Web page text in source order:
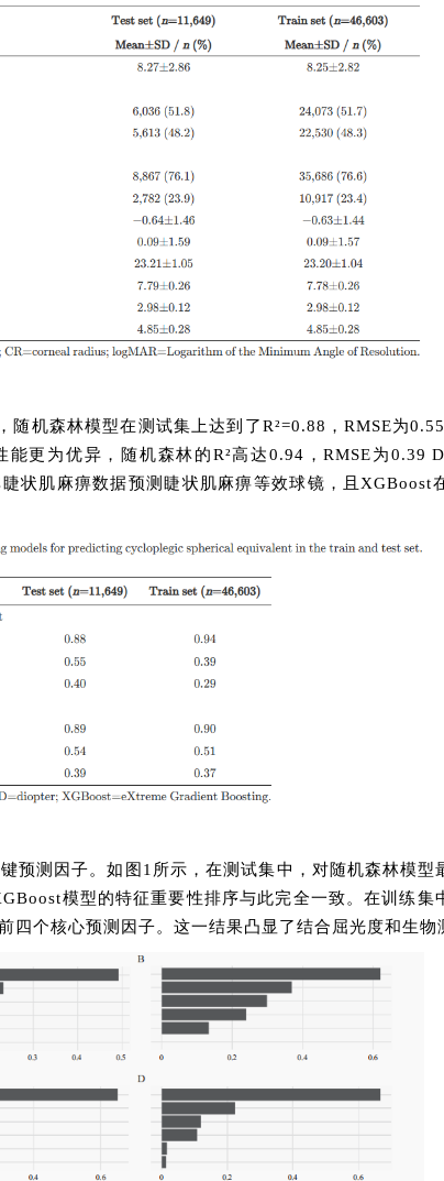
机森林模型在测试集上达到了R²=0.88，RMSE为
更为优异，随机森林的R²高达0.94，RMSE为0.39
状肌麻痹数据预测睫状肌麻痹等效球镜，且XGBoost
预测因子。如图1所示，在测试集中，对随机森林模
模型的特征重要性排序与此完全一致。在训练集
个核心预测因子。这一结果凸显了结合屈光度和生物